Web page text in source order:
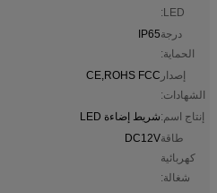
LED:
درجة
الحماية:
IP65
إصدار
الشهادات:
CE,ROHS FCC
إنتاج اسم:شريط إضاءة LED
طاقة
كهربائية
شغالة:
DC12V